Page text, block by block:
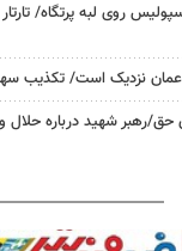
روی لبه پرتگاه/ تارتار
است/ تکذیب سهم ۱۱ درصدی ایران از
حق/رهبر شهید درباره